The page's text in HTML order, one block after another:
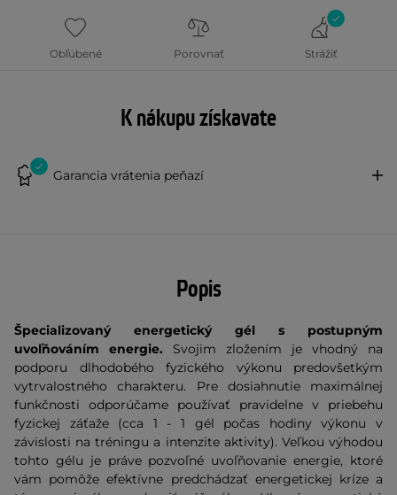
Obľúbené Porovnať Strážiť
K nákupu získavate
Garancia vrátenia peňazí
Popis
Špecializovaný energetický gél s postupným
uvoľňováním energie. Svojim zložením je vhodný na
podporu dlhodobého fyzického výkonu predovšetkým
vytrvalostného charakteru. Pre dosiahnutie maximálnej
funkčnosti odporúčame používať pravidelne v priebehu
fyzickej záťaže (cca 1 - 1 gél počas hodiny výkonu v
závislosti na tréningu a intenzite aktivity). Veľkou výhodou
tohto gélu je práve pozvoľné uvoľňovanie energie, ktoré
vám pomôže efektívne predchádzať energetickej kríze a